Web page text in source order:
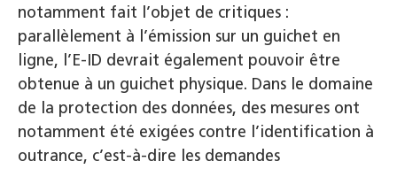
notamment fait l’objet de critiques :
parallèlement à l’émission sur un guichet en
ligne, l’E-ID devrait également pouvoir être
obtenue à un guichet physique. Dans le domaine
de la protection des données, des mesures ont
notamment été exigées contre l’identification à
outrance, c’est-à-dire les demandes